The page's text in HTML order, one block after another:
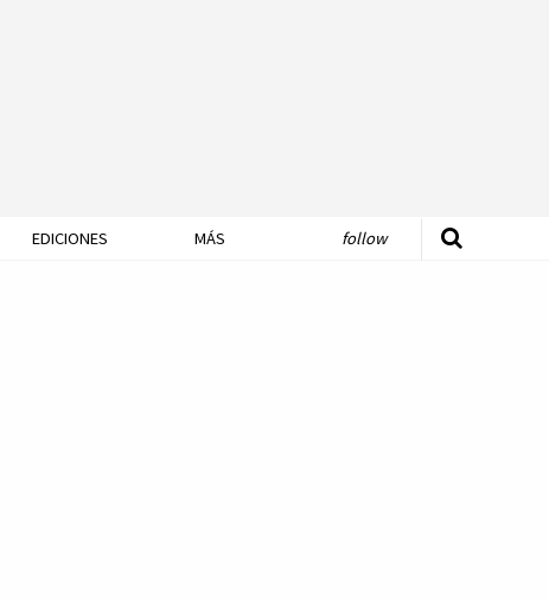
EDICIONES MÁS follow